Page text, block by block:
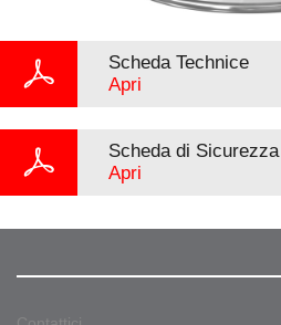
Scheda Technice
Apri
Scheda di Sicurezza
Apri